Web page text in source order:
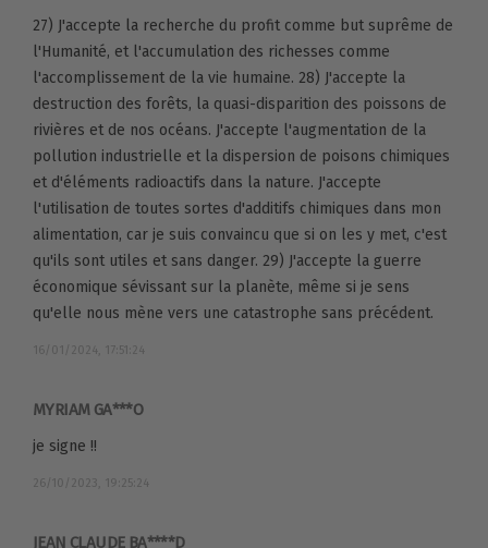
27) J'accepte la recherche du profit comme but suprême de
l'Humanité, et l'accumulation des richesses comme
l'accomplissement de la vie humaine. 28) J'accepte la
destruction des forêts, la quasi-disparition des poissons de
rivières et de nos océans. J'accepte l'augmentation de la
pollution industrielle et la dispersion de poisons chimiques
et d'éléments radioactifs dans la nature. J'accepte
l'utilisation de toutes sortes d'additifs chimiques dans mon
alimentation, car je suis convaincu que si on les y met, c'est
qu'ils sont utiles et sans danger. 29) J'accepte la guerre
économique sévissant sur la planète, même si je sens
qu'elle nous mène vers une catastrophe sans précédent.
16/01/2024, 17:51:24
MYRIAM GA***O
je signe !!
26/10/2023, 19:25:24
JEAN CLAUDE BA****D